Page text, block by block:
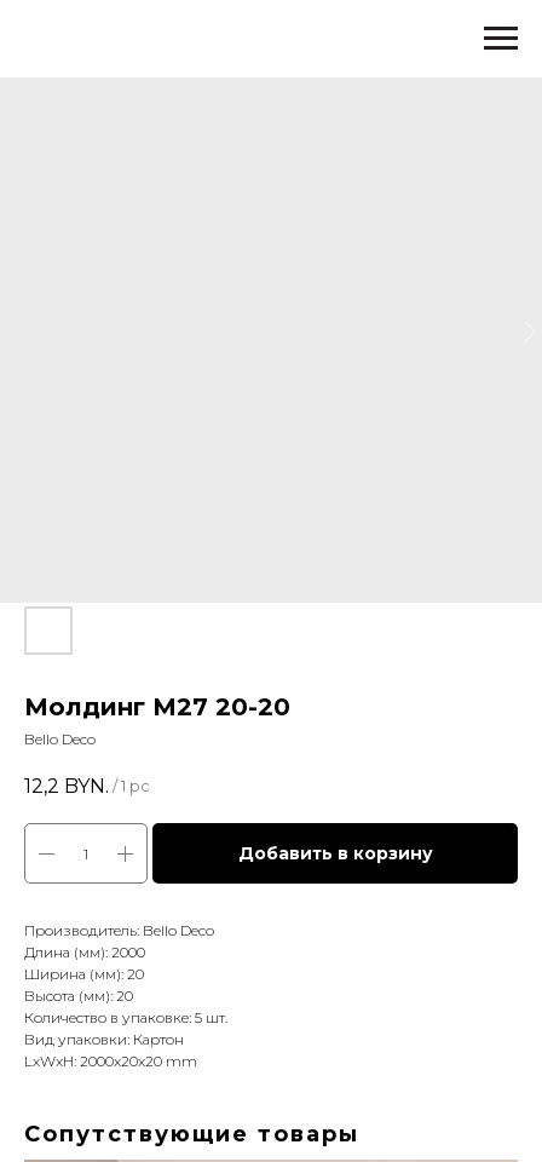
Молдинг М27 20-20
Bello Deco
12,2 BYN. / 1 pc
Добавить в корзину
Производитель: Bello Deco
Длина (мм): 2000
Ширина (мм): 20
Высота (мм): 20
Количество в упаковке: 5 шт.
Вид упаковки: Картон
LxWxH: 2000x20x20 mm
Сопутствующие товары